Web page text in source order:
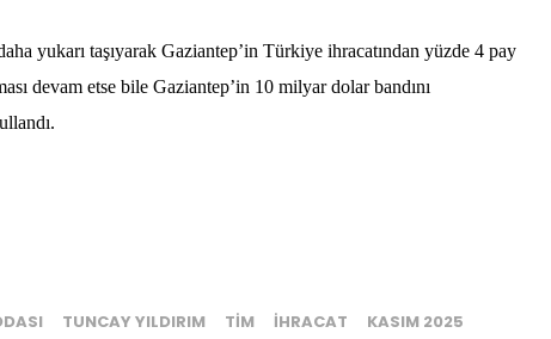
yukarı taşıyarak Gaziantep’in Türkiye ihracatından yüzde 4 pay
devam etse bile Gaziantep’in 10 milyar dolar bandını
TUNCAY YILDIRIM TİM İHRACAT KASIM 2025